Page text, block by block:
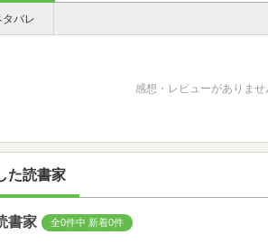
タバレ
感想・レビューがありませ
た読書家
書家 全0件中 新着0件